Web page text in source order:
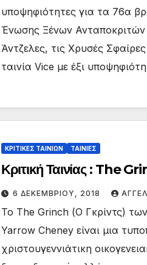
υποψηφιότητες για τα 76α
Ένωσης Ξένων
Άντζελες, τις Χρυσές
ταινία Vice με έξι
ΚΡΙΤΙΚΕΣ ΤΑΙΝΙΩΝ ΤΑΙΝΙΕΣ
Κριτική Ταινίας : The
6 ΔΕΚΕΜΒΡΊΟΥ, 2018
Το The Grinch (Ο Γκρίντς)
Yarrow Cheney είναι μια
χριστουγεννιάτικη